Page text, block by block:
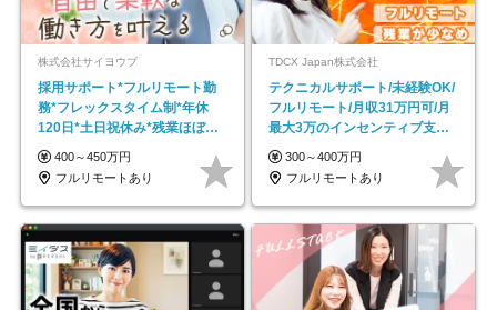
株式会社サイヨウブ
採用サポート*フルリモート勤
務*フレックスタイム制*年休
120日*土日祝休み*残業ほぼな
し*育児中社員8割以上
400～450万円
フルリモートあり
TDCX Japan株式会社
テクニカルサポート/未経験OK/
フルリモート/月収31万円可/月
最大3万のインセンティブ支給/
平均年齢33歳
300～400万円
フルリモートあり